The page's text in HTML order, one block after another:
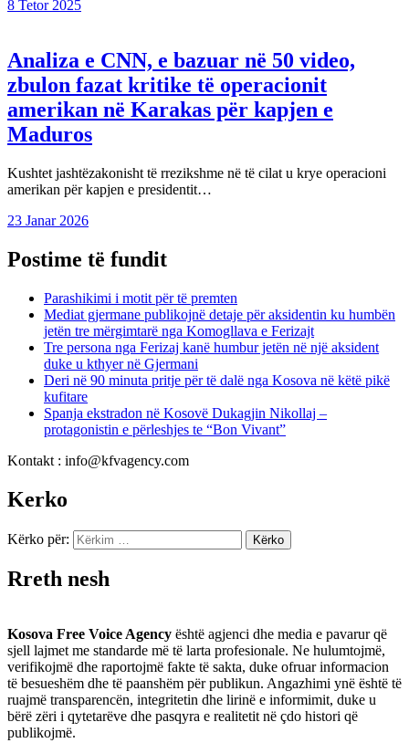
8 Tetor 2025
Analiza e CNN, e bazuar në 50 video,
zbulon fazat kritike të operacionit
amerikan në Karakas për kapjen e
Maduros
Kushtet jashtëzakonisht të rrezikshme në të cilat u krye operacioni
amerikan për kapjen e presidentit…
23 Janar 2026
Postime të fundit
Parashikimi i motit për të premten
Mediat gjermane publikojnë detaje për aksidentin ku humbën
jetën tre mërgimtarë nga Komogllava e Ferizajt
Tre persona nga Ferizaj kanë humbur jetën në një aksident
duke u kthyer në Gjermani
Deri në 90 minuta pritje për të dalë nga Kosova në këtë pikë
kufitare
Spanja ekstradon në Kosovë Dukagjin Nikollaj –
protagonistin e përleshjes te “Bon Vivant”
Kontakt : info@kfvagency.com
Kerko
Kërko për:
Rreth nesh
Kosova Free Voice Agency është agjenci dhe media e pavarur që
sjell lajmet me standarde më të larta profesionale. Ne hulumtojmë,
verifikojmë dhe raportojmë fakte të sakta, duke ofruar informacion
të besueshëm dhe të paanshëm për publikun. Angazhimi ynë është të
ruajmë transparencën, integritetin dhe lirinë e informimit, duke u
bërë zëri i qytetarëve dhe pasqyra e realitetit në çdo histori që
publikojmë.